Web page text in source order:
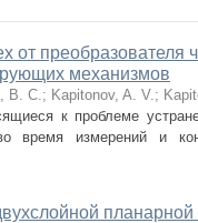
преобразователя
механизмов
В. С.; Kapitonov, A. V.;
к проблеме
время измерений и
планарной